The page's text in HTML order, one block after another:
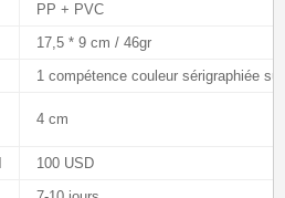
PP + PVC
17,5 * 9 cm / 46gr
1 compétence couleur sérigraphiée
4 cm
100 USD